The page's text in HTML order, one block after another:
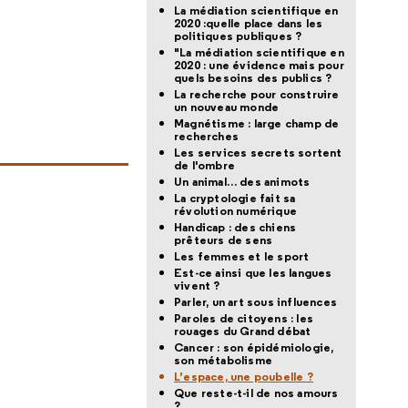
La médiation scientifique en
2020 :quelle place dans les
politiques publiques ?
"La médiation scientifique en
2020 : une évidence mais pour
quels besoins des publics ?
La recherche pour construire
un nouveau monde
Magnétisme : large champ de
recherches
Les services secrets sortent
de l'ombre
Un animal… des animots
La cryptologie fait sa
révolution numérique
Handicap : des chiens
prêteurs de sens
Les femmes et le sport
Est-ce ainsi que les langues
vivent ?
Parler, un art sous influences
Paroles de citoyens : les
rouages du Grand débat
Cancer : son épidémiologie,
son métabolisme
L’espace, une poubelle ?
Que reste-t-il de nos amours